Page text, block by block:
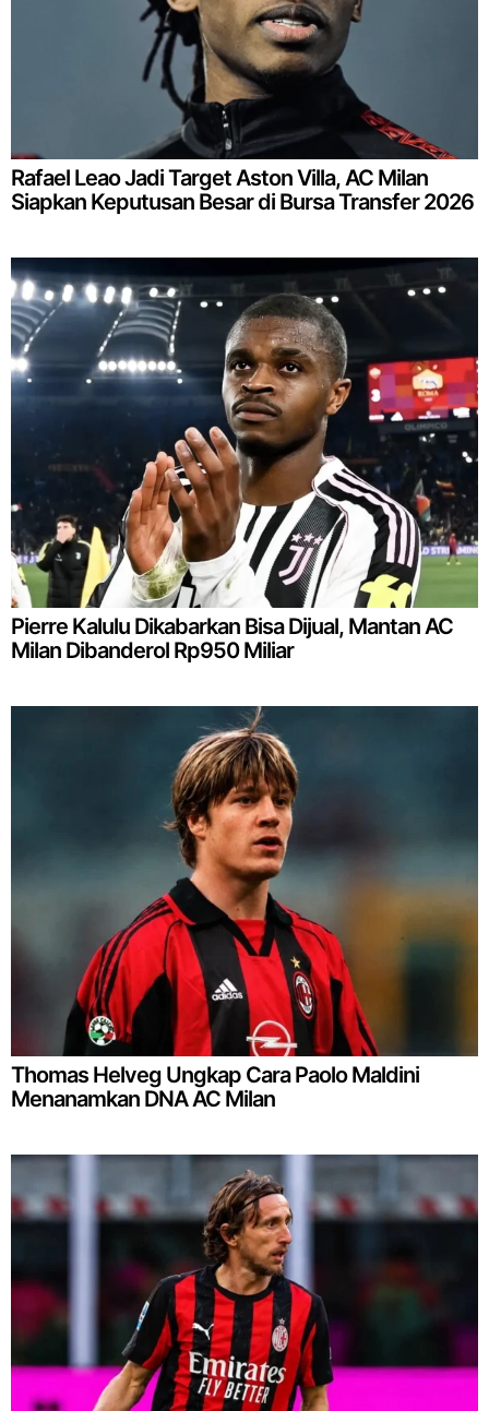
Rafael Leao Jadi Target Aston Villa, AC Milan
Siapkan Keputusan Besar di Bursa Transfer 2026
Pierre Kalulu Dikabarkan Bisa Dijual, Mantan AC
Milan Dibanderol Rp950 Miliar
Thomas Helveg Ungkap Cara Paolo Maldini
Menanamkan DNA AC Milan